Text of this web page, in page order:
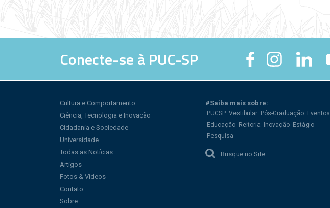
Conecte-se à PUC-SP
Cultura e Comportamento
Ciência, Tecnologia e Inovação
Cidadania e Sociedade
Universidade
Todas as Notícias
Artigos
Fotos & Vídeos
Contato
Sobre
#Saiba mais sobre:
PUCSP Vestibular Pós-Graduação Eventos
Educação Reitoria Inovação Estágio
Pesquisa
Busque no Site